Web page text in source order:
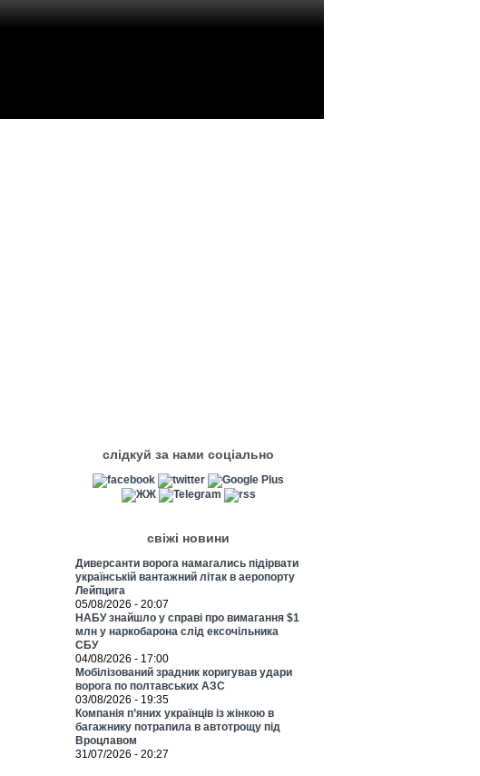
слідкуй за нами соціально
свіжі новини
Диверсанти ворога намагались підірвати
українській вантажний літак в аеропорту
Лейпцига
05/08/2026 - 20:07
НАБУ знайшло у справі про вимагання $1
млн у наркобарона слід ексочільника
СБУ
04/08/2026 - 17:00
Мобілізований зрадник коригував удари
ворога по полтавських АЗС
03/08/2026 - 19:35
Компанія п’яних українців із жінкою в
багажнику потрапила в автотрощу під
Вроцлавом
31/07/2026 - 20:27